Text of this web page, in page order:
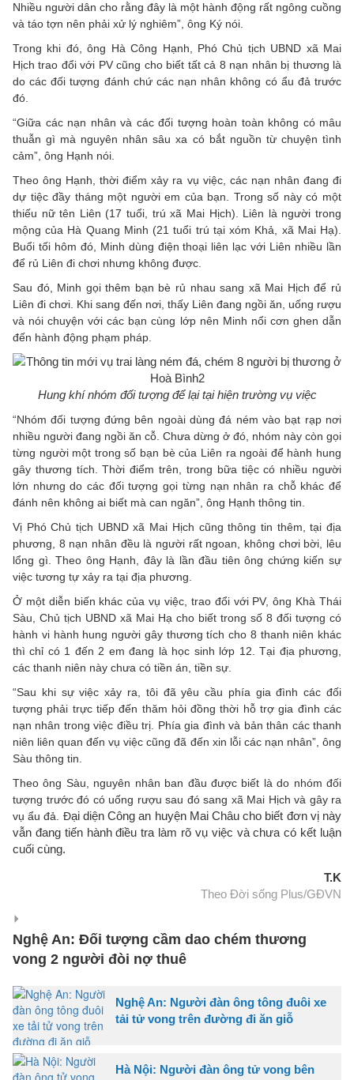
Nhiều người dân cho rằng đây là một hành động rất ngông cuồng
và táo tợn nên phải xử lý nghiêm”, ông Ký nói.
Trong khi đó, ông Hà Công Hạnh, Phó Chủ tịch UBND xã Mai
Hịch trao đổi với PV cũng cho biết tất cả 8 nạn nhân bị thương là
do các đối tượng đánh chứ các nạn nhân không có ẩu đả trước
đó.
“Giữa các nạn nhân và các đối tượng hoàn toàn không có mâu
thuẫn gì mà nguyên nhân sâu xa có bắt nguồn từ chuyện tình
cảm”, ông Hạnh nói.
Theo ông Hạnh, thời điểm xảy ra vụ việc, các nạn nhân đang đi
dự tiệc đầy tháng một người em của bạn. Trong số này có một
thiếu nữ tên Liên (17 tuổi, trú xã Mai Hịch). Liên là người trong
mộng của Hà Quang Minh (21 tuổi trú tại xóm Khả, xã Mai Hạ).
Buổi tối hôm đó, Minh dùng điện thoại liên lạc với Liên nhiều lần
để rủ Liên đi chơi nhưng không được.
Sau đó, Minh gọi thêm bạn bè rủ nhau sang xã Mai Hịch để rủ
Liên đi chơi. Khi sang đến nơi, thấy Liên đang ngồi ăn, uống rượu
và nói chuyện với các bạn cùng lớp nên Minh nổi cơn ghen dẫn
đến hành động phạm pháp.
Hung khí nhóm đối tượng để lại tại hiện trường vụ việc
“Nhóm đối tượng đứng bên ngoài dùng đá ném vào bạt rạp nơi
nhiều người đang ngồi ăn cỗ. Chưa dừng ở đó, nhóm này còn gọi
từng người một trong số bạn bè của Liên ra ngoài để hành hung
gây thương tích. Thời điểm trên, trong bữa tiệc có nhiều người
lớn nhưng do các đối tượng gọi từng nạn nhân ra chỗ khác để
đánh nên không ai biết mà can ngăn”, ông Hạnh thông tin.
Vị Phó Chủ tịch UBND xã Mai Hịch cũng thông tin thêm, tại địa
phương, 8 nạn nhân đều là người rất ngoan, không chơi bời, lêu
lổng gì. Theo ông Hạnh, đây là lần đầu tiên ông chứng kiến sự
việc tương tự xảy ra tại địa phương.
Ở một diễn biến khác của vụ việc, trao đổi với PV, ông Khà Thái
Sàu, Chủ tịch UBND xã Mai Hạ cho biết trong số 8 đối tượng có
hành vi hành hung người gây thương tích cho 8 thanh niên khác
thì chỉ có 1 đến 2 em đang là học sinh lớp 12. Tại địa phương,
các thanh niên này chưa có tiền án, tiền sự.
“Sau khi sự việc xảy ra, tôi đã yêu cầu phía gia đình các đối
tượng phải trực tiếp đến thăm hỏi đồng thời hỗ trợ gia đình các
nạn nhân trong việc điều trị. Phía gia đình và bản thân các thanh
niên liên quan đến vụ việc cũng đã đến xin lỗi các nạn nhân”, ông
Sàu thông tin.
Theo ông Sàu, nguyên nhân ban đầu được biết là do nhóm đối
tượng trước đó có uống rượu sau đó sang xã Mai Hịch và gây ra
vụ ẩu đả. Đại diện Công an huyện Mai Châu cho biết đơn vị này
vẫn đang tiến hành điều tra làm rõ vụ việc và chưa có kết luận
cuối cùng.
T.K
Theo Đời sống Plus/GĐVN
Nghệ An: Đối tượng cầm dao chém thương
vong 2 người đòi nợ thuê
Nghệ An: Người đàn ông tông đuôi xe
tải tử vong trên đường đi ăn giỗ
Hà Nội: Người đàn ông tử vong bên